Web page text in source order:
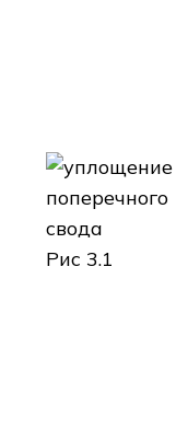
Рис 3.1